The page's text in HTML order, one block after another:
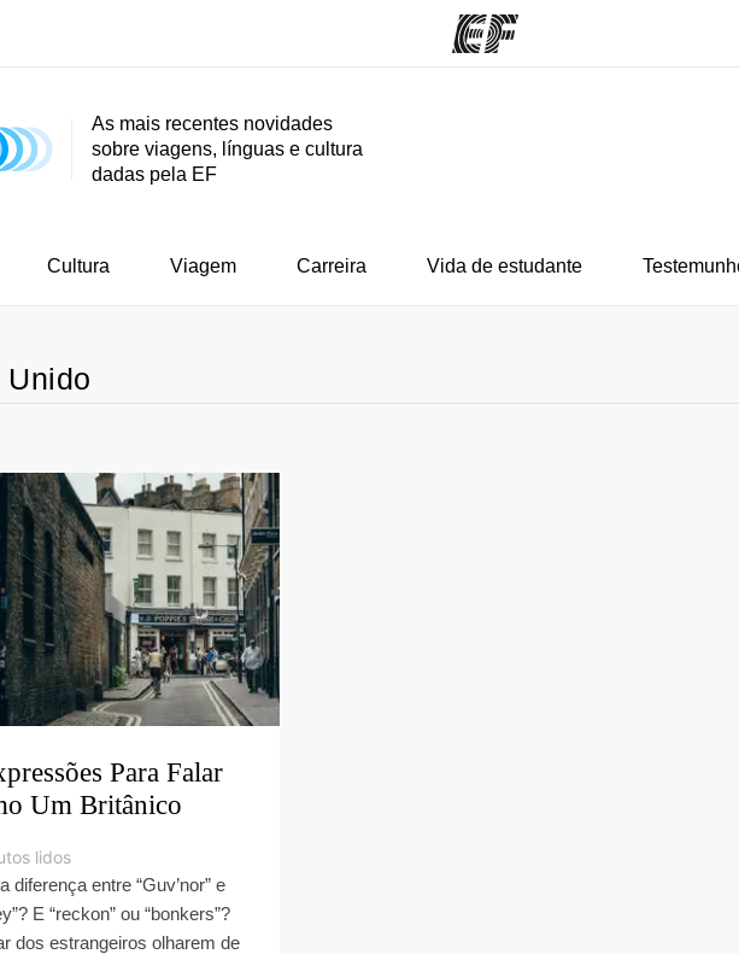
Programas
Saiba tudo que
As mais recentes novidades
sobre viagens, línguas e cultura
dadas pela EF
Cultura Viagem Carreira Vida de estudante
Unido
Para Falar
Um Britânico
lidos
diferença entre “Guv’nor” e
E “reckon” ou “bonkers”?
dos estrangeiros olharem de